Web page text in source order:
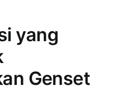
yang
Genset